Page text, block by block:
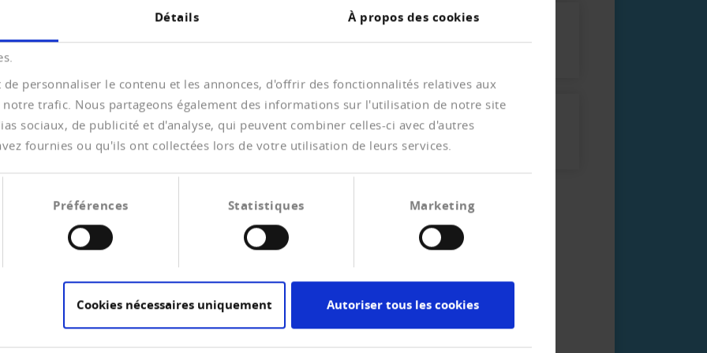
Détails À propos des cookies
personnaliser le contenu et les annonces, d'offrir des fonctionnalités relatives aux
notre trafic. Nous partageons également des informations sur l'utilisation de notre site
sociaux, de publicité et d'analyse, qui peuvent combiner celles-ci avec d'autres
fournies ou qu'ils ont collectées lors de votre utilisation de leurs services.
Préférences Statistiques Marketing
Cookies nécessaires uniquement Autoriser tous les cookies
des pertes sur débiteurs. Comme
l’échange d’expériences de paiement a
Plus le volume de ces données est grand, plus il est
de paiement émergentes, ce qui vous
avant l’initiation de poursuites.
commerciaux d’échanger des informations
offre l’option d’un traitement automatisée de
des débiteurs. Creditreform identifie les
de données en matière de solvabilité. Les
sous forme anonymisée dans l’évaluation de
de vos clients sont aussi intégrées dans la base de
de créances au recouvrement des sociétés
Guide pour les
fournisseurs (187 KB)
→ Lien vers le formulaire